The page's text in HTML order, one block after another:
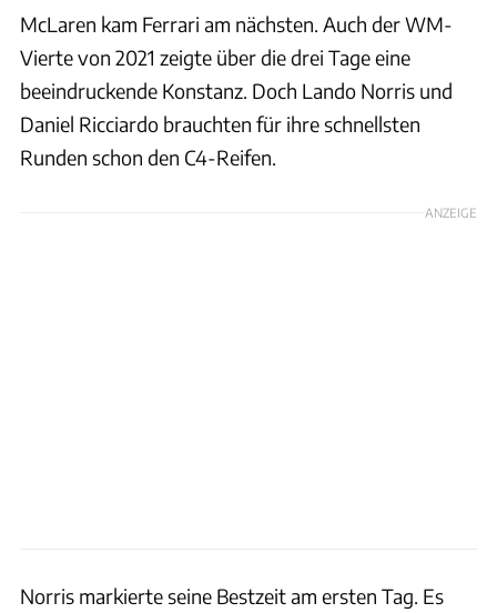
McLaren kam Ferrari am nächsten. Auch der WM-
Vierte von 2021 zeigte über die drei Tage eine
beeindruckende Konstanz. Doch Lando Norris und
Daniel Ricciardo brauchten für ihre schnellsten
Runden schon den C4-Reifen.
ANZEIGE
Norris markierte seine Bestzeit am ersten Tag. Es